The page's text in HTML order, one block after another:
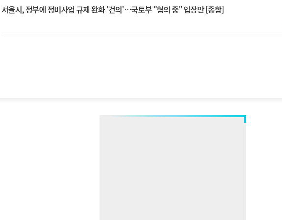
서울시, 정부에 정비사업 규제 완화 '건의'⋯국토부 "협의 중" 입장만 [종합]